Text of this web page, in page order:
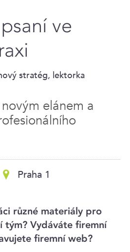
ve
stratég, lektorka
elánem a
Praha 1
různé materiály pro
tým? Vydáváte firemní
firemní web?